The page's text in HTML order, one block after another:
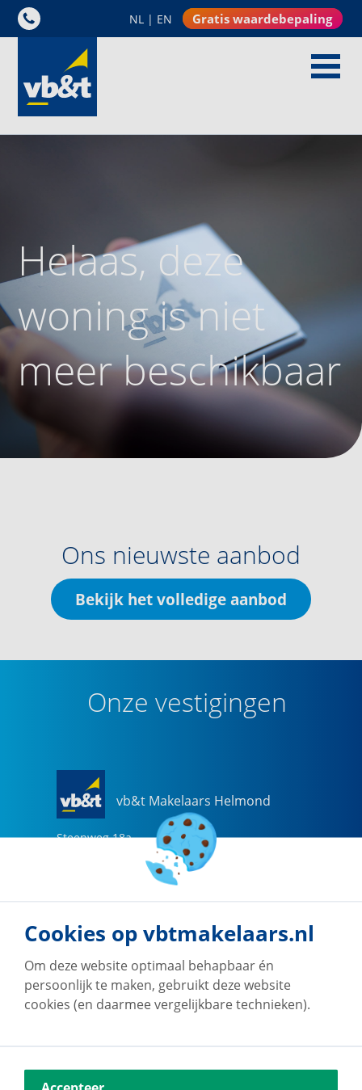
NL | EN Gratis waardebepaling
Helaas, deze
woning is niet
meer beschikbaar
Ons nieuwste aanbod
Bekijk het volledige aanbod
Onze vestigingen
vb&t Makelaars Helmond
Steenweg 18a
helmond@vbtmakelaars.nl
Naar vestiging
Vestdijk 180
5611 CZ Eindhoven
Cookies op vbtmakelaars.nl
Om deze website optimaal behapbaar én
persoonlijk te maken, gebruikt deze website
cookies (en daarmee vergelijkbare technieken).